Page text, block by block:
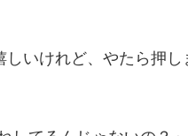
いけれど、やたら押